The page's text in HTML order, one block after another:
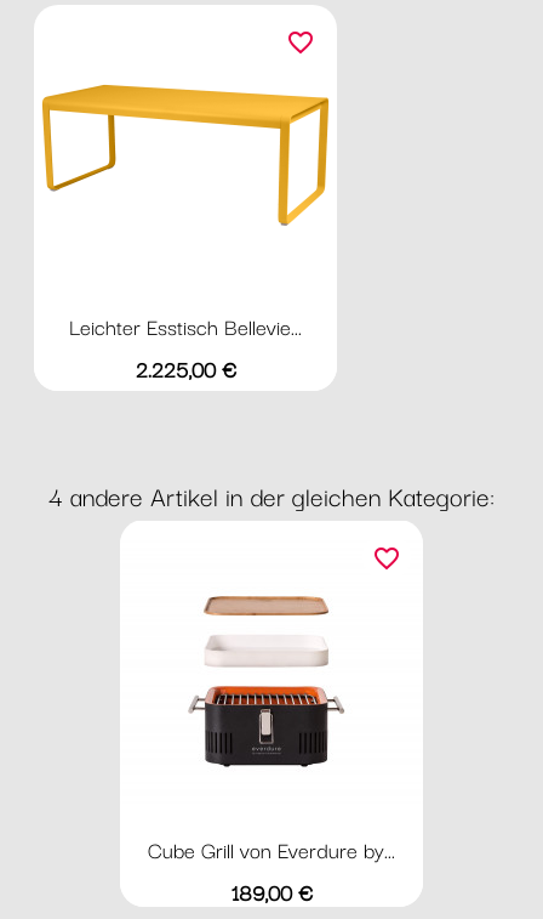
Leichter Esstisch Bellevie...
Preis
2.225,00 €
favorite_border
4 andere Artikel in der gleichen Kategorie:
Cube Grill von Everdure by...
Preis
189,00 €
favorite_border